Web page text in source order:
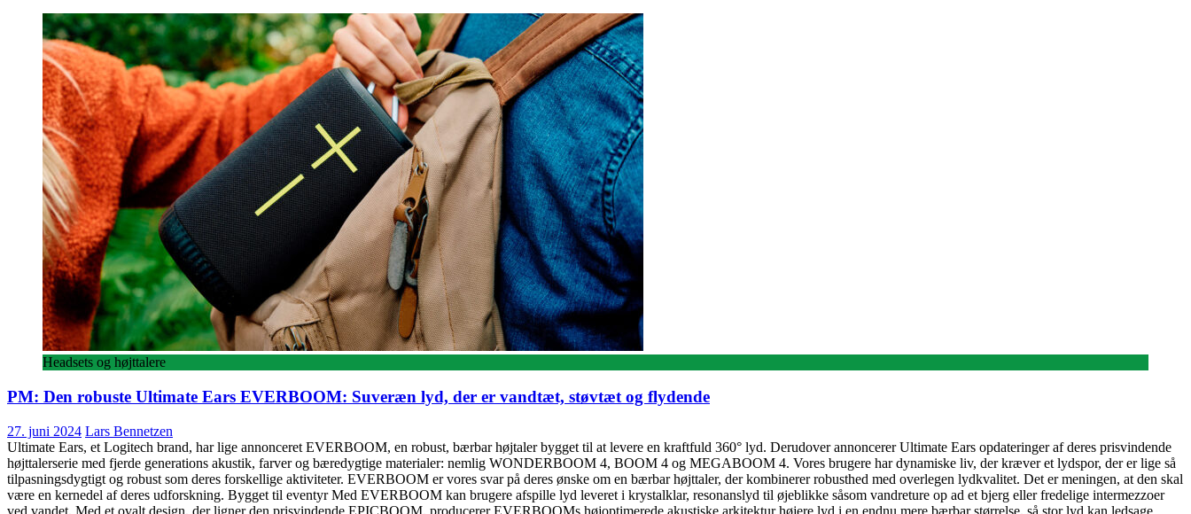
Headsets og højttalere
PM: Den robuste Ultimate Ears EVERBOOM: Suveræn lyd, der er vandtæt, støvtæt og flydende
27. juni 2024 Lars Bennetzen
Ultimate Ears, et Logitech brand, har lige annonceret EVERBOOM, en robust, bærbar højtaler bygget til at levere en kraftfuld 360° lyd. Derudover annoncerer Ultimate Ears opdateringer af deres prisvindende
højttalerserie med fjerde generations akustik, farver og bæredygtige materialer: nemlig WONDERBOOM 4, BOOM 4 og MEGABOOM 4. Vores brugere har dynamiske liv, der kræver et lydspor, der er lige så
tilpasningsdygtigt og robust som deres forskellige aktiviteter. EVERBOOM er vores svar på deres ønske om en bærbar højttaler, der kombinerer robusthed med overlegen lydkvalitet. Det er meningen, at den skal
være en kernedel af deres udforskning. Bygget til eventyr Med EVERBOOM kan brugere afspille lyd leveret i krystalklar, resonanslyd til øjeblikke såsom vandreture op ad et bjerg eller fredelige intermezzoer
ved vandet. Med et ovalt design, der ligner den prisvindende EPICBOOM, producerer EVERBOOMs højoptimerede akustiske arkitektur højere lyd i en endnu mere bærbar størrelse, så stor lyd kan ledsage